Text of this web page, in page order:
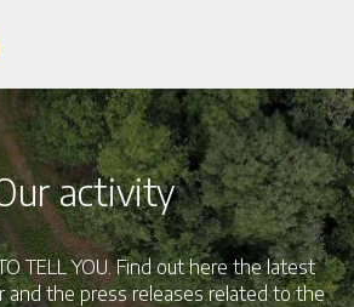
main
content
activity
TELL YOU. Find out here the latest
and the press releases related to the